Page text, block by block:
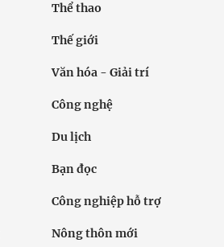
Thể thao
Thế giới
Văn hóa - Giải trí
Công nghệ
Du lịch
Bạn đọc
Công nghiệp hỗ trợ
Nông thôn mới